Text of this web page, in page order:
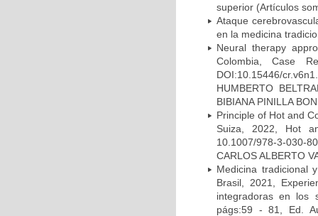
superior (Artículos
Ataque
en la medicina
Neural therapy
Colombia, Case
DOI:10.15446/
HUMBERTO
BIBIANA PINILLA
Principle of Hot and
Suiza, 2022, Hot
10.1007/978-3-030-
CARLOS ALBERTO
Medicina tradicional
Brasil, 2021,
integradoras en los
págs:59 - 81, Ed.